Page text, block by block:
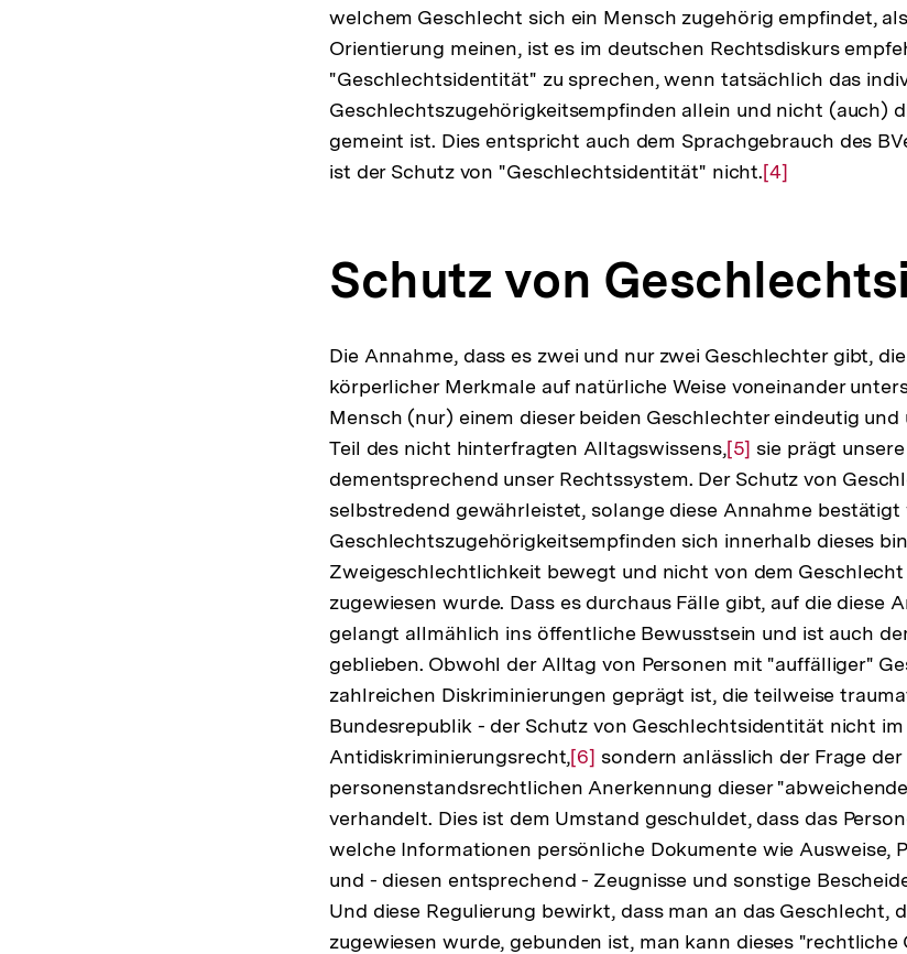
der
Fußnote
welchem Geschlecht sich ein Mensch zugehörig empfindet,
Orientierung meinen, ist es im deutschen Rechtsdiskurs
"Geschlechtsidentität" zu sprechen, wenn tatsächlich das
Geschlechtszugehörigkeitsempfinden allein und nicht (auch)
gemeint ist. Dies entspricht auch dem Sprachgebrauch des
ist der Schutz von "Geschlechtsidentität" nicht.Zur
Fußnote
[4]
Schutz von
Die Annahme, dass es zwei und nur zwei Geschlechter gibt,
körperlicher Merkmale auf natürliche Weise voneinander
Mensch (nur) einem dieser beiden Geschlechter eindeutig
Teil des nicht hinterfragten Alltagswissens,Zur
Auflösung
der
Fußnote
[5] sie prägt
dementsprechend unser Rechtssystem. Der Schutz von
selbstredend gewährleistet, solange diese Annahme bestätigt
Geschlechtszugehörigkeitsempfinden sich innerhalb dieses
Zweigeschlechtlichkeit bewegt und nicht von dem
zugewiesen wurde. Dass es durchaus Fälle gibt, auf die diese
gelangt allmählich ins öffentliche Bewusstsein und ist auch
geblieben. Obwohl der Alltag von Personen mit "auffälliger"
zahlreichen Diskriminierungen geprägt ist, die teilweise
Bundesrepublik - der Schutz von Geschlechtsidentität nicht im
Antidiskriminierungsrecht,Zur
Auflösung
der
Fußnote
[6] sondern anlässlich der Frage der
personenstandsrechtlichen Anerkennung dieser
verhandelt. Dies ist dem Umstand geschuldet, dass das
welche Informationen persönliche Dokumente wie Ausweise,
und - diesen entsprechend - Zeugnisse und sonstige
Und diese Regulierung bewirkt, dass man an das Geschlecht,
zugewiesen wurde, gebunden ist, man kann dieses